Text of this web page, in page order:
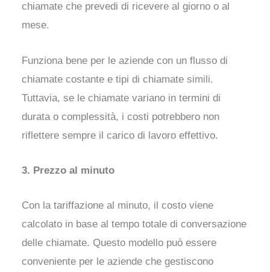
chiamate che prevedi di ricevere al giorno o al
mese.
Funziona bene per le aziende con un flusso di
chiamate costante e tipi di chiamate simili.
Tuttavia, se le chiamate variano in termini di
durata o complessità, i costi potrebbero non
riflettere sempre il carico di lavoro effettivo.
3. Prezzo al minuto
Con la tariffazione al minuto, il costo viene
calcolato in base al tempo totale di conversazione
delle chiamate. Questo modello può essere
conveniente per le aziende che gestiscono